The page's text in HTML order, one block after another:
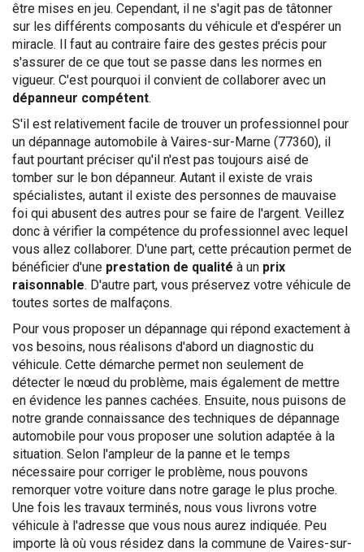
être mises en jeu. Cependant, il ne s'agit pas de tâtonner
sur les différents composants du véhicule et d'espérer un
miracle. Il faut au contraire faire des gestes précis pour
s'assurer de ce que tout se passe dans les normes en
vigueur. C'est pourquoi il convient de collaborer avec un
dépanneur compétent.
S'il est relativement facile de trouver un professionnel pour
un dépannage automobile à Vaires-sur-Marne (77360), il
faut pourtant préciser qu'il n'est pas toujours aisé de
tomber sur le bon dépanneur. Autant il existe de vrais
spécialistes, autant il existe des personnes de mauvaise
foi qui abusent des autres pour se faire de l'argent. Veillez
donc à vérifier la compétence du professionnel avec lequel
vous allez collaborer. D'une part, cette précaution permet de
bénéficier d'une prestation de qualité à un prix
raisonnable. D'autre part, vous préservez votre véhicule de
toutes sortes de malfaçons.
Pour vous proposer un dépannage qui répond exactement à
vos besoins, nous réalisons d'abord un diagnostic du
véhicule. Cette démarche permet non seulement de
détecter le nœud du problème, mais également de mettre
en évidence les pannes cachées. Ensuite, nous puisons de
notre grande connaissance des techniques de dépannage
automobile pour vous proposer une solution adaptée à la
situation. Selon l'ampleur de la panne et le temps
nécessaire pour corriger le problème, nous pouvons
remorquer votre voiture dans notre garage le plus proche.
Une fois les travaux terminés, nous vous livrons votre
véhicule à l'adresse que vous nous aurez indiquée. Peu
importe là où vous résidez dans la commune de Vaires-sur-